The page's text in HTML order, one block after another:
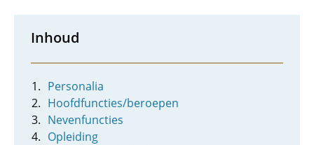
Inhoud
Personalia
Hoofdfuncties/beroepen
Nevenfuncties
Opleiding